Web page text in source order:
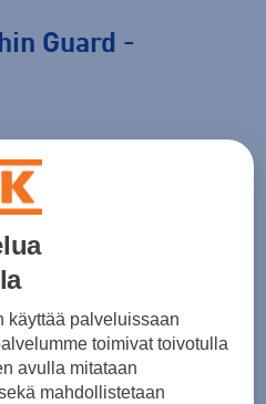
Guard -
käyttää palveluissaan
toimivat toivotulla
avulla mitataan
mahdollistetaan